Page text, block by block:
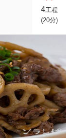
4工程
(20分)